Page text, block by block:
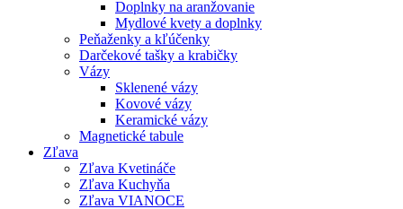
Doplnky na aranžovanie
Mydlové kvety a doplnky
Peňaženky a kľúčenky
Darčekové tašky a krabičky
Vázy
Sklenené vázy
Kovové vázy
Keramické vázy
Magnetické tabule
Zľava
Zľava Kvetináče
Zľava Kuchyňa
Zľava VIANOCE